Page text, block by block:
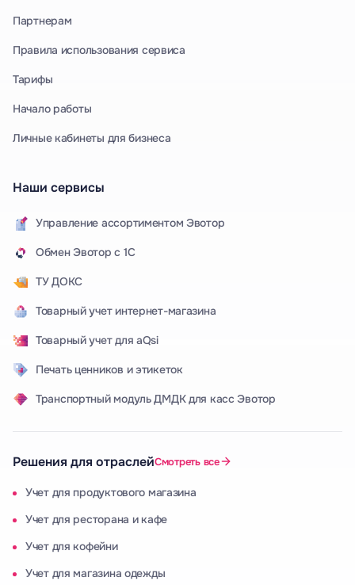
Партнерам
Правила использования сервиса
Тарифы
Начало работы
Личные кабинеты для бизнеса
Наши сервисы
Управление ассортиментом Эвотор
Обмен Эвотор с 1С
ТУ ДОКС
Товарный учет интернет-магазина
Товарный учет для aQsi
Печать ценников и этикеток
Транспортный модуль ДМДК для касс Эвотор
Решения для отраслейСмотреть все
Учет для продуктового магазина
Учет для ресторана и кафе
Учет для кофейни
Учет для магазина одежды